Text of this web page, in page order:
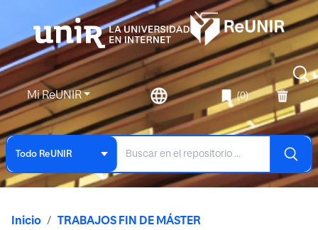
Mi ReUNIR (0)
Todo ReUNIR
Inicio
TRABAJOS FIN DE MÁSTER